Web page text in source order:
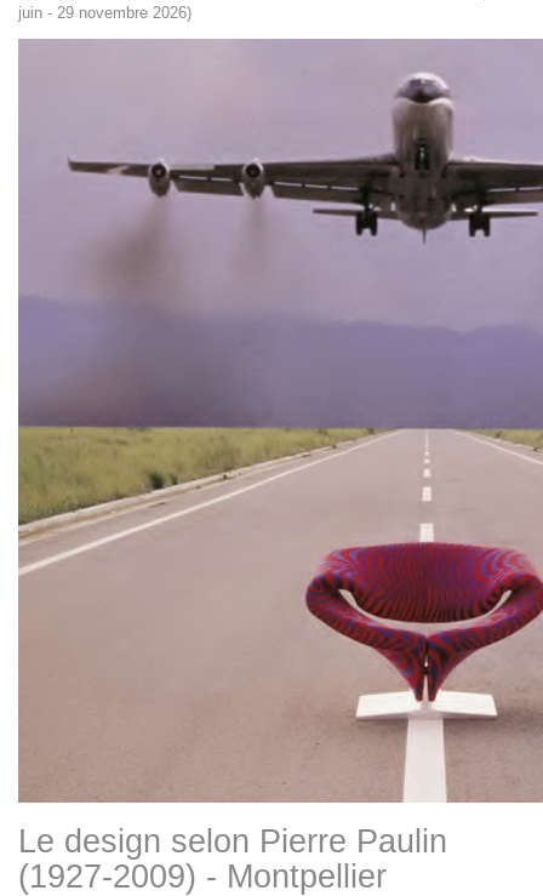
juin - 29 novembre 2026)
Le design selon Pierre Paulin
(1927-2009) - Montpellier